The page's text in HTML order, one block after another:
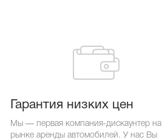
Гарантия низких цен
Мы — первая компания-дискаунтер на
рынке аренды автомобилей. У нас Вы